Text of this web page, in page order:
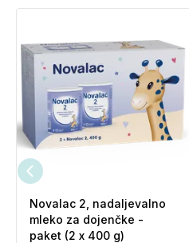
Novalac 2, nadaljevalno
mleko za dojenčke -
paket (2 x 400 g)